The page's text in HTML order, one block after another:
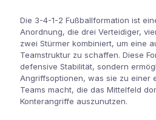
Die 3-4-1-2 Fußballformation ist
Anordnung, die drei Verteidiger,
zwei Stürmer kombiniert, um eine
Teamstruktur zu schaffen. Diese
defensive Stabilität, sondern
Angriffsoptionen, was sie zu einer
Teams macht, die das Mittelfeld
Konterangriffe auszunutzen.